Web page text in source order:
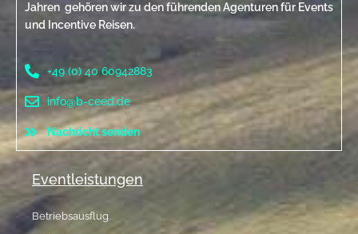
Jahren gehören wir zu den führenden Agenturen für Events
und Incentive Reisen.
+49 (0) 40 60942883
info@b-ceed.de
Nachricht senden
Eventleistungen
Betriebsausflug